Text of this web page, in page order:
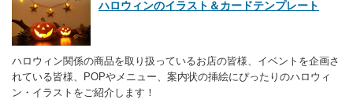
ハロウィンのイラスト＆カードテンプレート
ハロウィン関係の商品を取り扱っているお店の皆様、イベントを企画さ
れている皆様、POPやメニュー、案内状の挿絵にぴったりのハロウィ
ン・イラストをご紹介します！